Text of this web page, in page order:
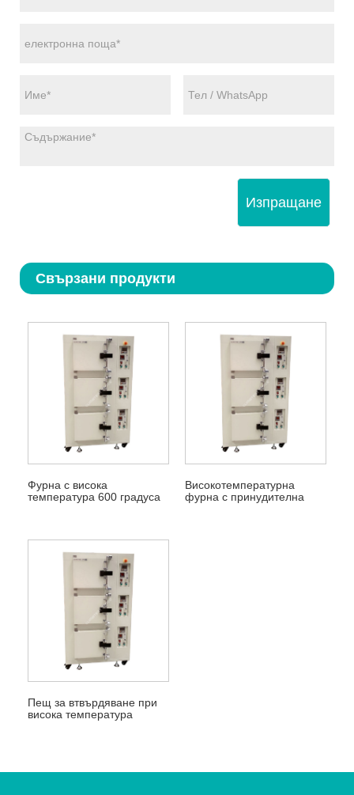
Изпращане
Свързани продукти
Фурна с висока
температура 600 градуса
Високотемпературна
фурна с принудителна
Пещ за втвърдяване при
висока температура